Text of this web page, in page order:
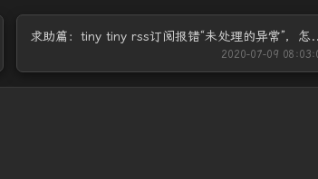
求助篇：tiny tiny
2020-07-09